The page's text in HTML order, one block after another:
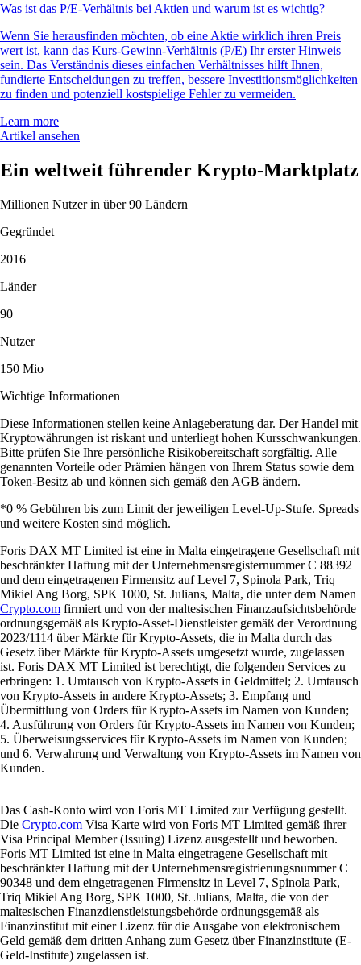
Was ist das P/E-Verhältnis bei Aktien und warum ist es wichtig?
Wenn Sie herausfinden möchten, ob eine Aktie wirklich ihren Preis
wert ist, kann das Kurs-Gewinn-Verhältnis (P/E) Ihr erster Hinweis
sein. Das Verständnis dieses einfachen Verhältnisses hilft Ihnen,
fundierte Entscheidungen zu treffen, bessere Investitionsmöglichkeiten
zu finden und potenziell kostspielige Fehler zu vermeiden.
Learn more
Artikel ansehen
Ein weltweit führender Krypto-Marktplatz
Millionen Nutzer in über 90 Ländern
Gegründet
2016
Länder
90
Nutzer
150 Mio
Wichtige Informationen
Diese Informationen stellen keine Anlageberatung dar. Der Handel mit
Kryptowährungen ist riskant und unterliegt hohen Kursschwankungen.
Bitte prüfen Sie Ihre persönliche Risikobereitschaft sorgfältig. Alle
genannten Vorteile oder Prämien hängen von Ihrem Status sowie dem
Token-Besitz ab und können sich gemäß den AGB ändern.
*0 % Gebühren bis zum Limit der jeweiligen Level-Up-Stufe. Spreads
und weitere Kosten sind möglich.
Foris DAX MT Limited ist eine in Malta eingetragene Gesellschaft mit
beschränkter Haftung mit der Unternehmensregisternummer C 88392
und dem eingetragenen Firmensitz auf Level 7, Spinola Park, Triq
Mikiel Ang Borg, SPK 1000, St. Julians, Malta, die unter dem Namen
Crypto.com firmiert und von der maltesischen Finanzaufsichtsbehörde
ordnungsgemäß als Krypto-Asset-Dienstleister gemäß der Verordnung
2023/1114 über Märkte für Krypto-Assets, die in Malta durch das
Gesetz über Märkte für Krypto-Assets umgesetzt wurde, zugelassen
ist. Foris DAX MT Limited ist berechtigt, die folgenden Services zu
erbringen: 1. Umtausch von Krypto-Assets in Geldmittel; 2. Umtausch
von Krypto-Assets in andere Krypto-Assets; 3. Empfang und
Übermittlung von Orders für Krypto-Assets im Namen von Kunden;
4. Ausführung von Orders für Krypto-Assets im Namen von Kunden;
5. Überweisungsservices für Krypto-Assets im Namen von Kunden;
und 6. Verwahrung und Verwaltung von Krypto-Assets im Namen von
Kunden.
Das Cash-Konto wird von Foris MT Limited zur Verfügung gestellt.
Die Crypto.com Visa Karte wird von Foris MT Limited gemäß ihrer
Visa Principal Member (Issuing) Lizenz ausgestellt und beworben.
Foris MT Limited ist eine in Malta eingetragene Gesellschaft mit
beschränkter Haftung mit der Unternehmensregistrierungsnummer C
90348 und dem eingetragenen Firmensitz in Level 7, Spinola Park,
Triq Mikiel Ang Borg, SPK 1000, St. Julians, Malta, die von der
maltesischen Finanzdienstleistungsbehörde ordnungsgemäß als
Finanzinstitut mit einer Lizenz für die Ausgabe von elektronischem
Geld gemäß dem dritten Anhang zum Gesetz über Finanzinstitute (E-
Geld-Institute) zugelassen ist.